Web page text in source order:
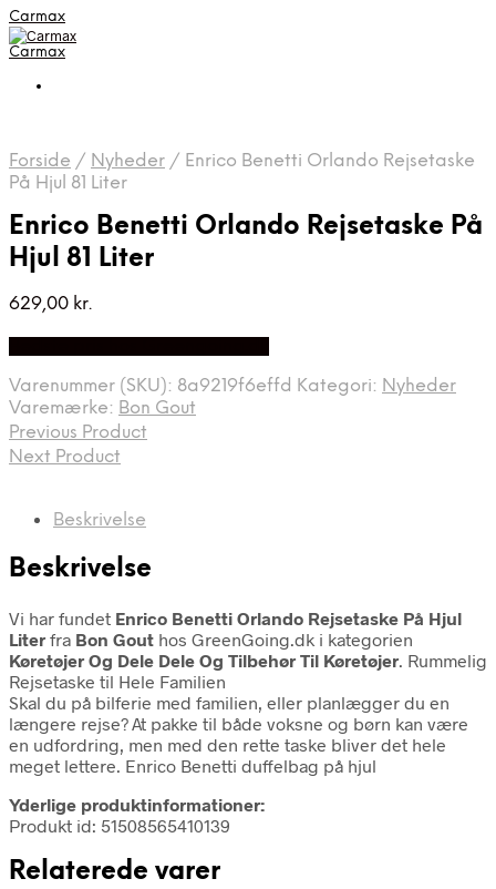
Carmax
Carmax
Forside / Nyheder / Enrico Benetti Orlando Rejsetaske
På Hjul 81 Liter
Enrico Benetti Orlando Rejsetaske På
Hjul 81 Liter
629,00 kr.
Varenummer (SKU): 8a9219f6effd Kategori: Nyheder
Varemærke: Bon Gout
Previous Product
Next Product
Beskrivelse
Beskrivelse
Vi har fundet Enrico Benetti Orlando Rejsetaske På Hjul
Liter fra Bon Gout hos GreenGoing.dk i kategorien
Køretøjer Og Dele Dele Og Tilbehør Til Køretøjer. Rummelig
Rejsetaske til Hele Familien
Skal du på bilferie med familien, eller planlægger du en
længere rejse? At pakke til både voksne og børn kan være
en udfordring, men med den rette taske bliver det hele
meget lettere. Enrico Benetti duffelbag på hjul
Yderlige produktinformationer:
Produkt id: 51508565410139
Relaterede varer